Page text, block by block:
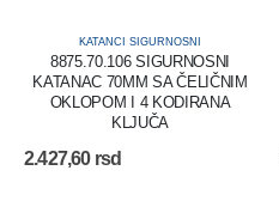
KATANCI SIGURNOSNI
8875.70.106 SIGURNOSNI
KATANAC 70MM SA ČELIČNIM
OKLOPOM I 4 KODIRANA
KLJUČA
2.427,60 rsd